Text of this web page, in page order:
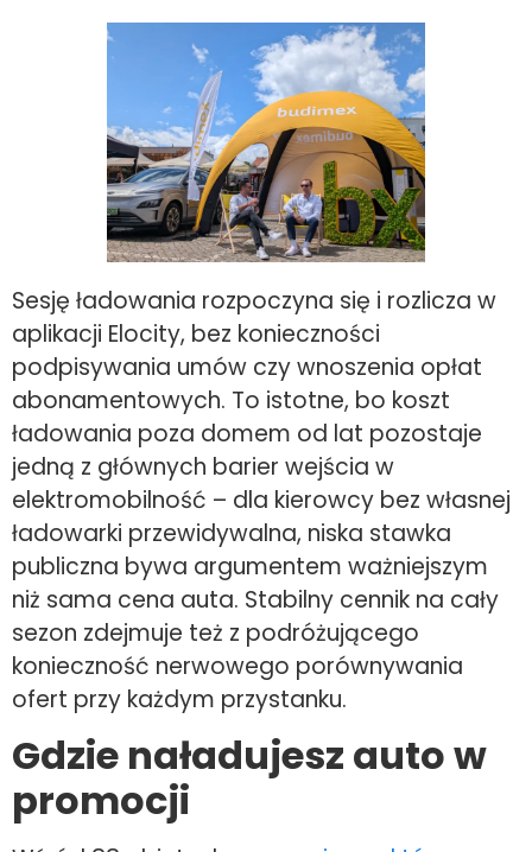
Sesję ładowania rozpoczyna się i rozlicza w
aplikacji Elocity, bez konieczności
podpisywania umów czy wnoszenia opłat
abonamentowych. To istotne, bo koszt
ładowania poza domem od lat pozostaje
jedną z głównych barier wejścia w
elektromobilność – dla kierowcy bez własnej
ładowarki przewidywalna, niska stawka
publiczna bywa argumentem ważniejszym
niż sama cena auta. Stabilny cennik na cały
sezon zdejmuje też z podróżującego
konieczność nerwowego porównywania
ofert przy każdym przystanku.
Gdzie naładujesz auto w
promocji